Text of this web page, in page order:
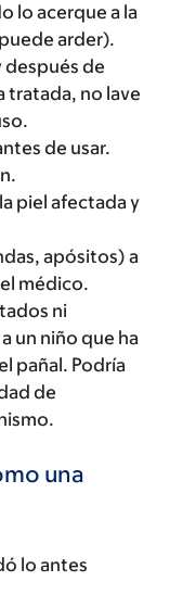
lo acerque a la
arder).
después de
tratada, no lave
de usar.
piel afectada y
apósitos) a
médico.
ni
un niño que ha
pañal. Podría
de
una
lo antes